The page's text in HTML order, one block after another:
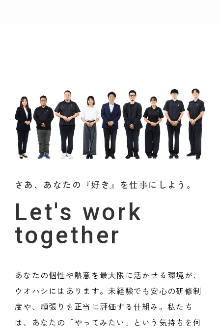
さあ、あなたの『好き』を仕事にしよう。
Let's work
together
あなたの個性や熱意を最大限に活かせる環境が、
ウオハシにはあります。未経験でも安心の研修制
度や、頑張りを正当に評価する仕組み。私たち
は、あなたの「やってみたい」という気持ちを何